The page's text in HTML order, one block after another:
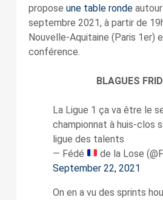
propose une table rondeautour
septembre 2021, à partir de
Nouvelle-Aquitaine (Paris 1er)
conférence.
BLAGUES
La Ligue 1 ça va être le
championnat à huis-clos
ligue des talents
— Fédé
de la Lose
September 22, 2021
On en a vu des sprints